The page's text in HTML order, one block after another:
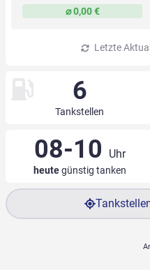
⌀ 0,00 €
Letzte
6
Tankstellen
08-10 Uhr
heutegünstig tanken